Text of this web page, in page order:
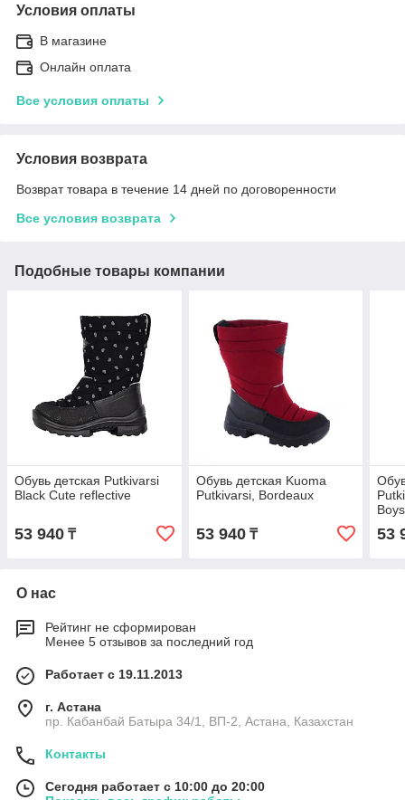
Условия оплаты
В магазине
Онлайн оплата
Все условия оплаты
Условия возврата
Возврат товара в течение 14 дней по договоренности
Все условия возврата
Подобные товары компании
Обувь детская Putkivarsi
Black Cute reflective
53 940 ₸
Обувь детская Kuoma
Putkivarsi, Bordeaux
53 940₸ 53
О нас
Рейтинг не сформирован
Менее 5 отзывов за последний год
Работает с 19.11.2013
г. Астана
пр. Кабанбай Батыра 34/1, ВП-2, Астана, Казахстан
Контакты
Сегодня работает с 10:00 до 20:00